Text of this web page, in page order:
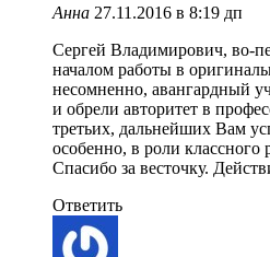
Анна 27.11.2016 в 8:19 дп
Сергей Владимирович, во-
началом работы в
несомненно, авангардный
и обрели авторитет в
третьих, дальнейших Вам
особенно, в роли классного
Спасибо за весточку.
Ответить